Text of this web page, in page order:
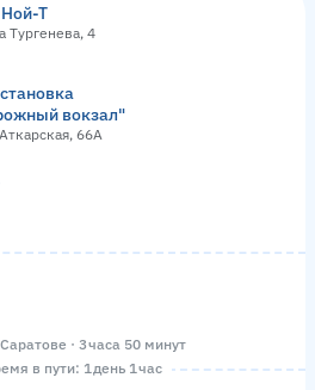
Т
Тургенева, 4
вокзал"
66А
· 3 часа 50 минут
в пути: 1 день 1 час